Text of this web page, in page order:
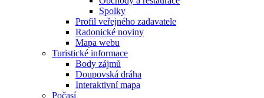
Spolky
Profil veřejného zadavatele
Radonické noviny
Mapa webu
Turistické informace
Body zájmů
Doupovská dráha
Interaktivní mapa
Počasí